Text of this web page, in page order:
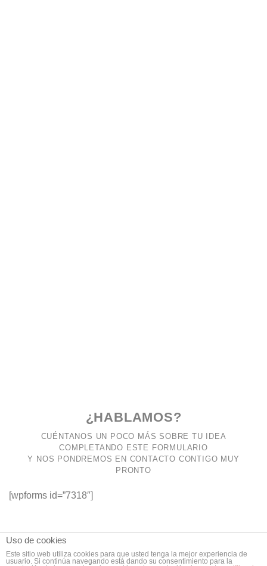
¿HABLAMOS?
CUÉNTANOS UN POCO MÁS SOBRE TU IDEA
COMPLETANDO ESTE FORMULARIO
Y NOS PONDREMOS EN CONTACTO CONTIGO MUY
PRONTO
[wpforms id=”7318″]
Uso de cookies
Este sitio web utiliza cookies para que usted tenga la mejor experiencia de
usuario. Si continúa navegando está dando su consentimiento para la